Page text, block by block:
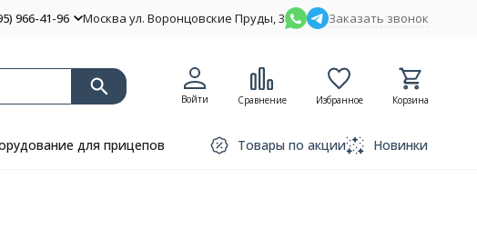
966-41-96 Москва ул. Воронцовские Пруды, 3 Заказать звонок
Войти Сравнение Избранное Корзина
для прицепов Товары по акции Новинки